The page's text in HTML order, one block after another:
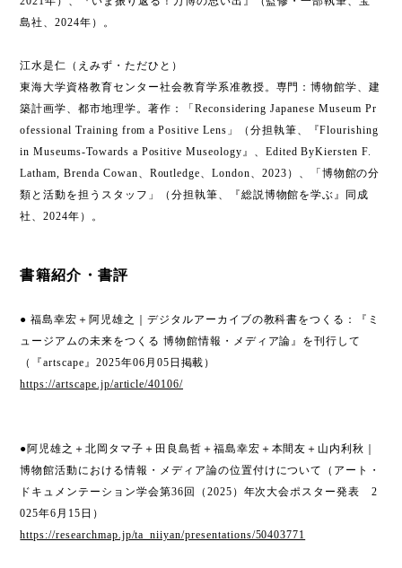
島社、2024年）。
江水是仁（えみず・ただひと）
東海大学資格教育センター社会教育学系准教授。専門：博物館学、建
築計画学、都市地理学。著作：「Reconsidering Japanese Museum Pr
ofessional Training from a Positive Lens」（分担執筆、『Flourishing
in Museums-Towards a Positive Museology』、Edited ByKiersten F.
Latham, Brenda Cowan、Routledge、London、2023）、「博物館の分
類と活動を担うスタッフ」（分担執筆、『総説博物館を学ぶ』同成
社、2024年）。
書籍紹介・書評
● 福島幸宏＋阿児雄之｜デジタルアーカイブの教科書をつくる：『ミ
ュージアムの未来をつくる 博物館情報・メディア論』を刊行して
（『artscape』2025年06月05日掲載）
https://artscape.jp/article/40106/
●阿児雄之＋北岡タマ子＋田良島哲＋福島幸宏＋本間友＋山内利秋｜
博物館活動における情報・メディア論の位置付けについて（アート・
ドキュメンテーション学会第36回（2025）年次大会ポスター発表 2
025年6月15日）
https://researchmap.jp/ta_niiyan/presentations/50403771